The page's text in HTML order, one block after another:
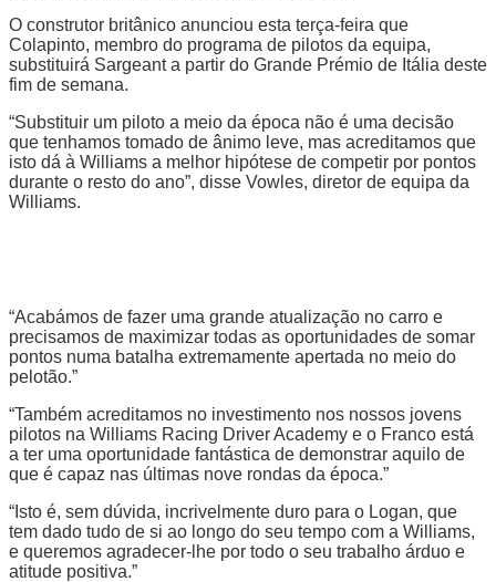
O construtor britânico anunciou esta terça-feira que
Colapinto, membro do programa de pilotos da equipa,
substituirá Sargeant a partir do Grande Prémio de Itália deste
fim de semana.
“Substituir um piloto a meio da época não é uma decisão
que tenhamos tomado de ânimo leve, mas acreditamos que
isto dá à Williams a melhor hipótese de competir por pontos
durante o resto do ano”, disse Vowles, diretor de equipa da
Williams.
“Acabámos de fazer uma grande atualização no carro e
precisamos de maximizar todas as oportunidades de somar
pontos numa batalha extremamente apertada no meio do
pelotão.”
“Também acreditamos no investimento nos nossos jovens
pilotos na Williams Racing Driver Academy e o Franco está
a ter uma oportunidade fantástica de demonstrar aquilo de
que é capaz nas últimas nove rondas da época.”
“Isto é, sem dúvida, incrivelmente duro para o Logan, que
tem dado tudo de si ao longo do seu tempo com a Williams,
e queremos agradecer-lhe por todo o seu trabalho árduo e
atitude positiva.”